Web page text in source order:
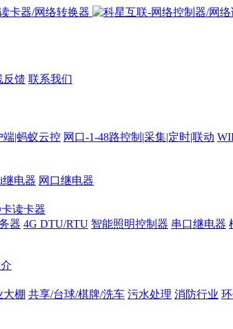
反馈 联系我们
端|蚂蚁云控 网口-1-48路控制|采集|定时|联动
继电器 网口继电器
读卡器
器 4G DTU/RTU 智能照明控制器 串口继电器
大棚 共享/台球/棋牌/洗车 污水处理 消防行业